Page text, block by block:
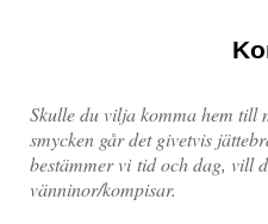
Skulle du vilja komma hem
smycken går det givetvis
bestämmer vi tid och dag, vill
vänninor/kompisar.